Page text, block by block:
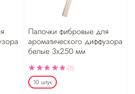
Палочки фибровые для
ароматического диффузора
белые 3х250 мм
(1)
10 штук